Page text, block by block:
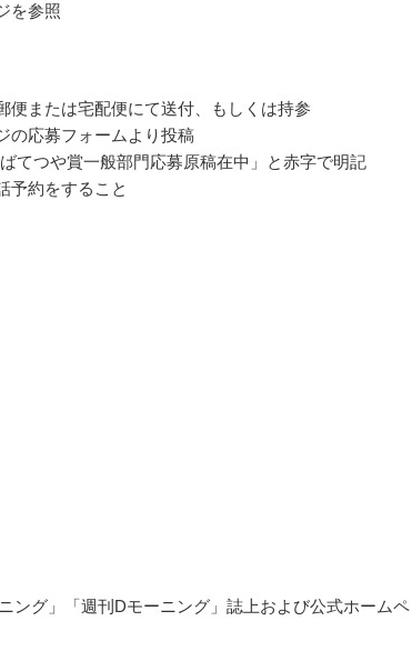
を参照
便または宅配便にて送付、もしくは持参
の応募フォームより投稿
てつや賞一般部門応募原稿在中」と赤字で明記
予約をすること
ング」「週刊Dモーニング」誌上および公式ホームペ